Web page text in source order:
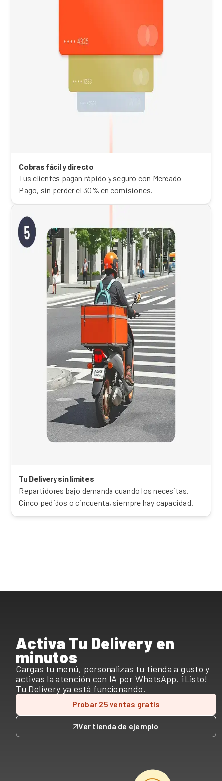
Cobras fácil y directo
Tus clientes pagan rápido y seguro con Mercado
Pago, sin perder el 30% en comisiones.
Tu Delivery sin límites
Repartidores bajo demanda cuando los necesitas.
Cinco pedidos o cincuenta, siempre hay capacidad.
Activa Tu Delivery en
minutos
Cargas tu menú, personalizas tu tienda a gusto y
activas la atención con IA por WhatsApp. ¡Listo!
Tu Delivery ya está funcionando.
Probar 25 ventas gratis
Ver tienda de ejemplo